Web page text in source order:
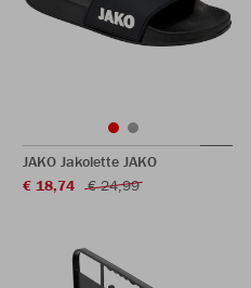
JAKO Jakolette JAKO
€ 18,74
€ 24,99